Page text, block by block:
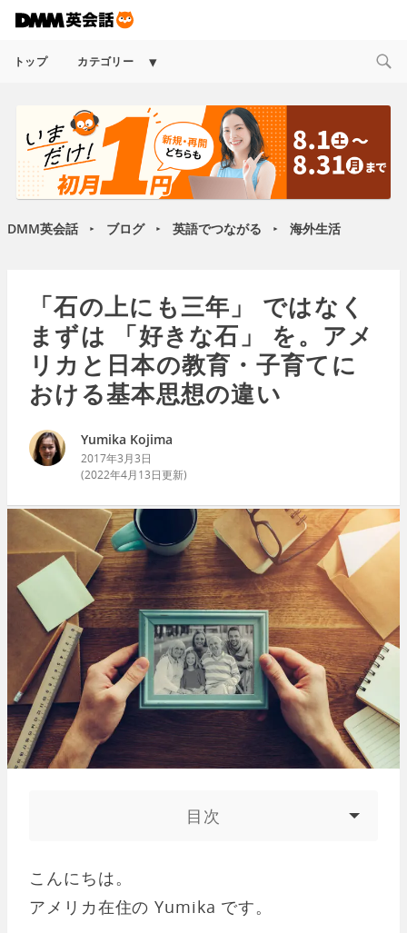
トップ カテゴリー
Expand
DMM英会話 ► ブログ ► 英語でつながる ► 海外生活
「石の上にも三年」 ではなく
まずは 「好きな石」 を。アメ
リカと日本の教育・子育てに
おける基本思想の違い
Yumika Kojima
2017年3月3日
(2022年4月13日更新)
目次
こんにちは。
アメリカ在住の Yumika です。